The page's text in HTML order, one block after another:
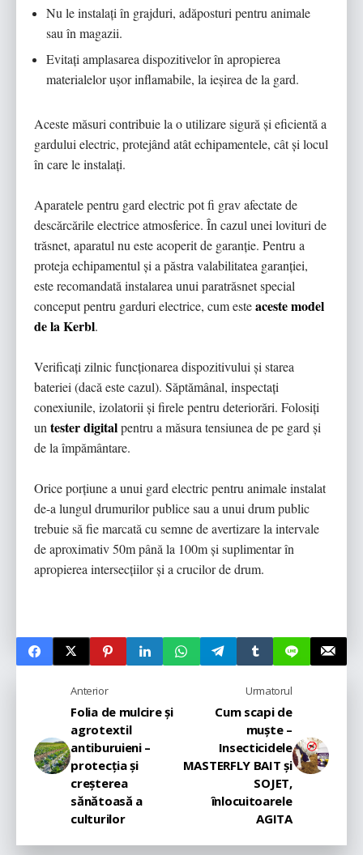
Nu le instalați în grajduri, adăposturi pentru animale
sau în magazii.
Evitați amplasarea dispozitivelor în apropierea
materialelor ușor inflamabile, la ieșirea de la gard.
Aceste măsuri contribuie la o utilizare sigură și eficientă a
gardului electric, protejând atât echipamentele, cât și locul
în care le instalați.
Aparatele pentru gard electric pot fi grav afectate de
descărcările electrice atmosferice. În cazul unei lovituri de
trăsnet, aparatul nu este acoperit de garanție. Pentru a
proteja echipamentul și a păstra valabilitatea garanției,
este recomandată instalarea unui paratrăsnet special
conceput pentru garduri electrice, cum esteaceste model
de la Kerbl.
Verificați zilnic funcționarea dispozitivului și starea
bateriei (dacă este cazul). Săptămânal, inspectați
conexiunile, izolatorii și firele pentru deteriorări. Folosiți
untester digitalpentru a măsura tensiunea de pe gard și
de la împământare.
Orice porțiune a unui gard electric pentru animale instalat
de-a lungul drumurilor publice sau a unui drum public
trebuie să fie marcată cu semne de avertizare la intervale
de aproximativ 50m până la 100m și suplimentar în
apropierea intersecțiilor și a crucilor de drum.
Anterior
Folia de mulcire și
agrotextil
antiburuieni –
protecția și
creșterea
sănătoasă a
culturilor
Urmatorul
Cum scapi de
muște –
Insecticidele
MASTERFLY BAIT și
SOJET,
înlocuitoarele
AGITA